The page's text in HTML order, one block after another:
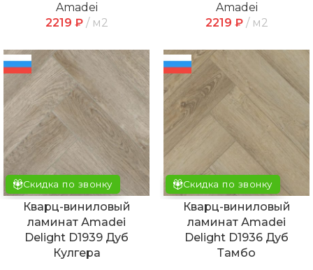
Amadei
2219 ₽ м2
Amadei
2219 ₽ м2
Скидка по звонку
Кварц-виниловый
ламинат Аmadei
Delight D1939 Дуб
Кулгера
Скидка по звонку
Кварц-виниловый
ламинат Аmadei
Delight D1936 Дуб
Тамбо